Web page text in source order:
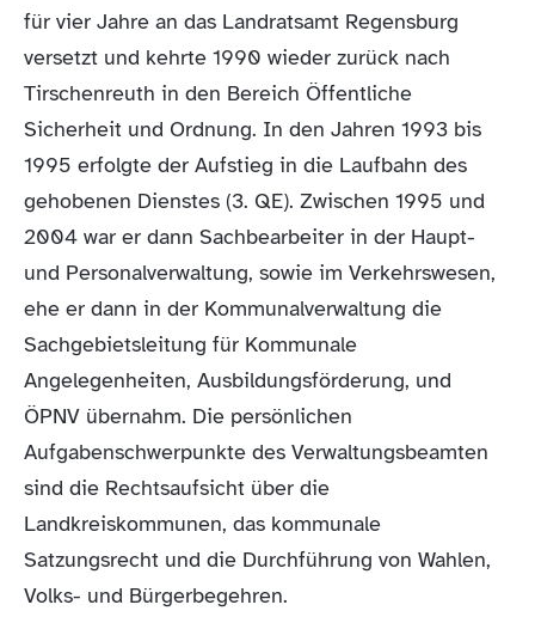
für vier Jahre an das Landratsamt Regensburg
versetzt und kehrte 1990 wieder zurück nach
Tirschenreuth in den Bereich Öffentliche
Sicherheit und Ordnung. In den Jahren 1993 bis
1995 erfolgte der Aufstieg in die Laufbahn des
gehobenen Dienstes (3. QE). Zwischen 1995 und
2004 war er dann Sachbearbeiter in der Haupt-
und Personalverwaltung, sowie im Verkehrswesen,
ehe er dann in der Kommunalverwaltung die
Sachgebietsleitung für Kommunale
Angelegenheiten, Ausbildungsförderung, und
ÖPNV übernahm. Die persönlichen
Aufgabenschwerpunkte des Verwaltungsbeamten
sind die Rechtsaufsicht über die
Landkreiskommunen, das kommunale
Satzungsrecht und die Durchführung von Wahlen,
Volks- und Bürgerbegehren.